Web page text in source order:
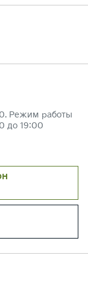
Режим работы
до 19:00